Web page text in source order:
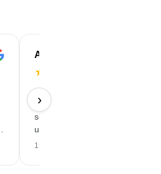
Andrea
★
Die bedruckten Edelstahlflaschen
Model ´Felix` für unsere
sehen klasse aus. Es hat alles
und reibungslos geklappt.
15/06/2026
›